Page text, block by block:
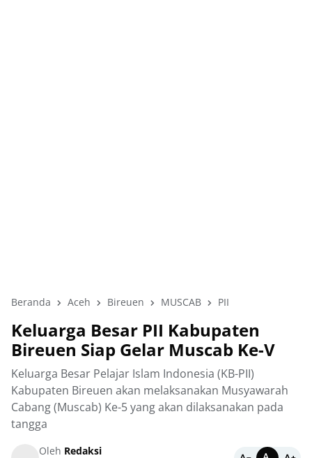
Beranda Aceh Bireuen MUSCAB PII
Keluarga Besar PII Kabupaten
Bireuen Siap Gelar Muscab Ke-V
Keluarga Besar Pelajar Islam Indonesia (KB-PII)
Kabupaten Bireuen akan melaksanakan Musyawarah
Cabang (Muscab) Ke-5 yang akan dilaksanakan pada
tangga
Oleh Redaksi